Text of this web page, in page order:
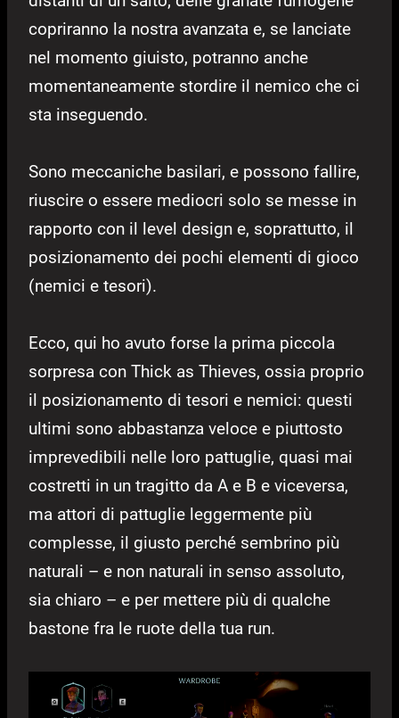
copriranno la nostra avanzata e, se lanciate
nel momento giuisto, potranno anche
momentaneamente stordire il nemico che ci
sta inseguendo.
Sono meccaniche basilari, e possono fallire,
riuscire o essere mediocri solo se messe in
rapporto con il level design e, soprattutto, il
posizionamento dei pochi elementi di gioco
(nemici e tesori).
Ecco, qui ho avuto forse la prima piccola
sorpresa con Thick as Thieves, ossia proprio
il posizionamento di tesori e nemici: questi
ultimi sono abbastanza veloce e piuttosto
imprevedibili nelle loro pattuglie, quasi mai
costretti in un tragitto da A e B e viceversa,
ma attori di pattuglie leggermente più
complesse, il giusto perché sembrino più
naturali – e non naturali in senso assoluto,
sia chiaro – e per mettere più di qualche
bastone fra le ruote della tua run.